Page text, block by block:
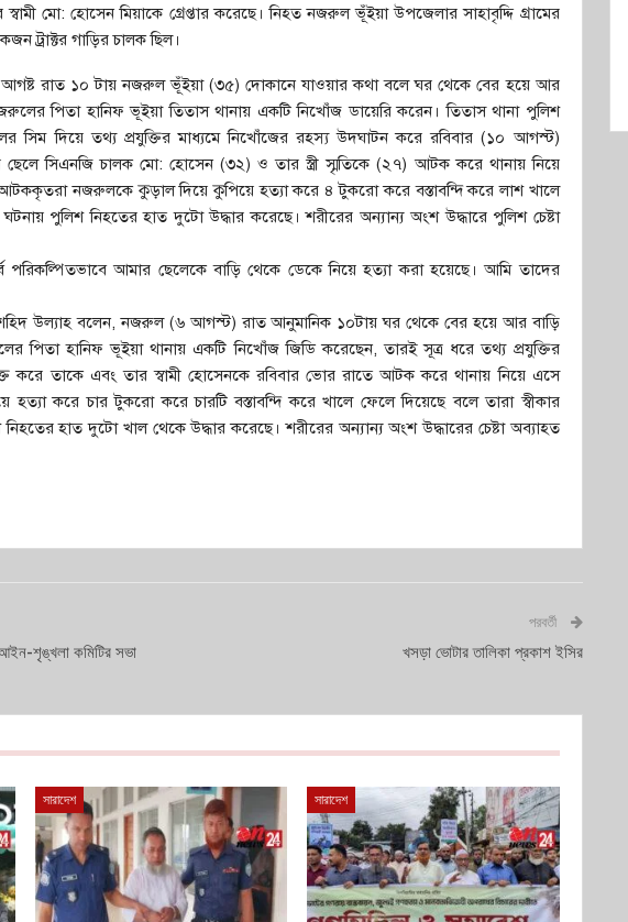
স্বামী মো: হোসেন মিয়াকে গ্রেপ্তার করেছে। নিহত নজরুল ভূঁইয়া উপজেলার সাহাবৃদ্দি গ্রামের
ট্রাক্টর গাড়ির চালক ছিল।
আগষ্ট রাত ১০ টায় নজরুল ভূঁইয়া (৩৫) দোকানে যাওয়ার কথা বলে ঘর থেকে বের হয়ে আর
পিতা হানিফ ভূইয়া তিতাস থানায় একটি নিখোঁজ ডায়েরি করেন। তিতাস থানা পুলিশ
সিম দিয়ে তথ্য প্রযুক্তির মাধ্যমে নিখোঁজের রহস্য উদঘাটন করে রবিবার (১০ আগস্ট)
সিএনজি চালক মো: হোসেন (৩২) ও তার স্ত্রী স্মৃতিকে (২৭) আটক করে থানায় নিয়ে
আটককৃতরা নজরুলকে কুড়াল দিয়ে কুপিয়ে হত্যা করে ৪ টুকরো করে বস্তাবন্দি করে লাশ খালে
পুলিশ নিহতের হাত দুটো উদ্ধার করেছে। শরীরের অন্যান্য অংশ উদ্ধারে পুলিশ চেষ্টা
পরিকল্পিতভাবে আমার ছেলেকে বাড়ি থেকে ডেকে নিয়ে হত্যা করা হয়েছে। আমি তাদের
শহিদ উল্যাহ বলেন, নজরুল (৬ আগস্ট) রাত আনুমানিক ১০টায় ঘর থেকে বের হয়ে আর বাড়ি
হানিফ ভূইয়া থানায় একটি নিখোঁজ জিডি করেছেন, তারই সূত্র ধরে তথ্য প্রযুক্তির
করে তাকে এবং তার স্বামী হোসেনকে রবিবার ভোর রাতে আটক করে থানায় নিয়ে এসে
হত্যা করে চার টুকরো করে চারটি বস্তাবন্দি করে খালে ফেলে দিয়েছে বলে তারা স্বীকার
হাত দুটো খাল থেকে উদ্ধার করেছে। শরীরের অন্যান্য অংশ উদ্ধারের চেষ্টা অব্যাহত
শৃঙ্খলা কমিটির সভা
পরবর্তী
খসড়া ভোটার তালিকা প্রকাশ ইসির
সারাদেশ সারাদেশ